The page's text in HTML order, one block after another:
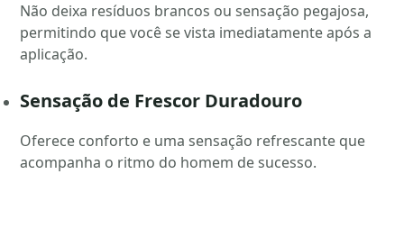
Não deixa resíduos brancos ou sensação pegajosa,
permitindo que você se vista imediatamente após a
aplicação.
Sensação de Frescor Duradouro
Oferece conforto e uma sensação refrescante que
acompanha o ritmo do homem de sucesso.